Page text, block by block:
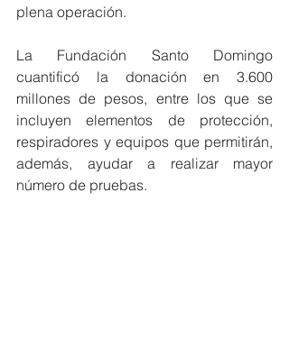
plena operación.
La Fundación Santo Domingo
cuantificó la donación en 3.600
millones de pesos, entre los que se
incluyen elementos de protección,
respiradores y equipos que permitirán,
además, ayudar a realizar mayor
número de pruebas.